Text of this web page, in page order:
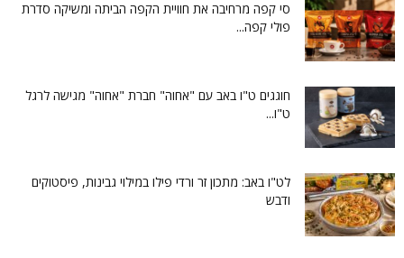
סי קפה מרחיבה את חוויית הקפה הביתה ומשיקה סדרת
פולי קפה...
חוגגים ט"ו באב עם "אחוה" חברת "אחוה" מגישה לרגל
ט"ו...
לט"ו באב: מתכון זר ורדי פילו במילוי גבינות, פיסטוקים
ודבש